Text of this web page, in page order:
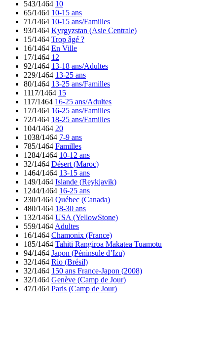
543/1464 10
65/1464 10-15 ans
71/1464 10-15 ans/Familles
93/1464 Kyrgyzstan (Asie Centrale)
15/1464 Trop âgé ?
16/1464 En Ville
17/1464 12
92/1464 13-18 ans/Adultes
229/1464 13-25 ans
80/1464 13-25 ans/Familles
1117/1464 15
117/1464 16-25 ans/Adultes
17/1464 16-25 ans/Familles
72/1464 18-25 ans/Familles
104/1464 20
1038/1464 7-9 ans
785/1464 Familles
1284/1464 10-12 ans
32/1464 Désert (Maroc)
1464/1464 13-15 ans
149/1464 Islande (Reykjavik)
1244/1464 16-25 ans
230/1464 Québec (Canada)
480/1464 18-30 ans
132/1464 USA (YellowStone)
559/1464 Adultes
16/1464 Chamonix (France)
185/1464 Tahiti Rangiroa Makatea Tuamotu
94/1464 Japon (Péninsule d’Izu)
32/1464 Rio (Brésil)
32/1464 150 ans France-Japon (2008)
32/1464 Genève (Camp de Jour)
47/1464 Paris (Camp de Jour)